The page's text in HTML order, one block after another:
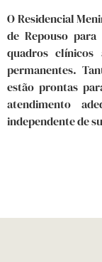
O Residencial
de Repouso
quadros clínicos
permanentes.
estão prontas
atendimento
independente de